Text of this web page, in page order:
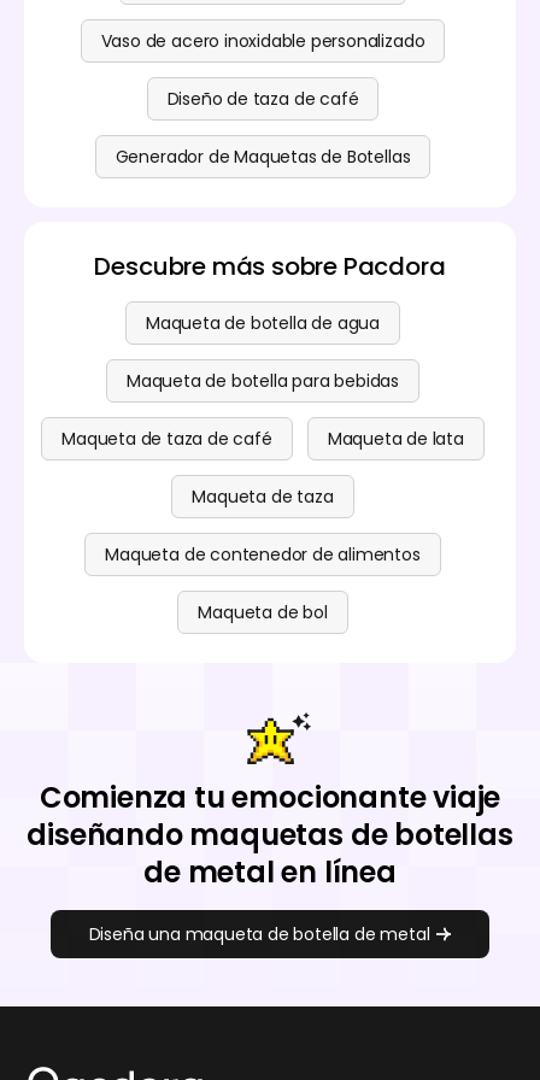
Vaso de acero inoxidable personalizado
Diseño de taza de café
Generador de Maquetas de Botellas
Descubre más sobre Pacdora
Maqueta de botella de agua
Maqueta de botella para bebidas
Maqueta de taza de café Maqueta de lata
Maqueta de taza
Maqueta de contenedor de alimentos
Maqueta de bol
Comienza tu emocionante viaje
diseñando maquetas de botellas
de metal en línea
Diseña una maqueta de botella de metal